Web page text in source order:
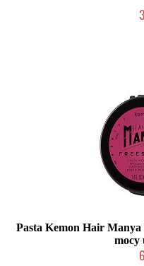
Pasta Kemon Hair Manya
mocy